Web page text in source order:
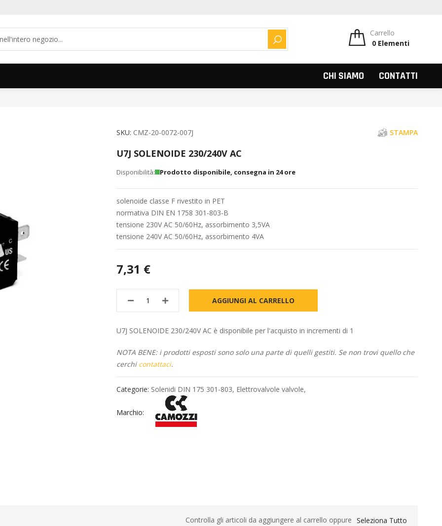
CERCA
Carrello
0 Elementi
CHI SIAMO CONTATTI
SKU CMZ-20-0072-007J STAMPA
U7J SOLENOIDE 230/240V AC
Prodotto disponibile, consegna in 24 ore
solenoide classe F rivestito in PET
normativa DIN EN 1758 301-803-B
tensione 230V AC 50/60Hz, assorbimento 3,5VA
tensione 240V AC 50/60Hz, assorbimento 4VA
7,31 €
AGGIUNGI AL CARRELLO
U7J SOLENOIDE 230/240V AC è disponibile per l'acquisto in incrementi di 1
NOTA BENE: i prodotti esposti sono solo una parte di quelli gestiti. Se non trovi quello che
cerchi contattaci.
Categorie: Solenidi DIN 175 301-803, Elettrovalvole valvole,
Marchio:
Controlla gli articoli da aggiungere al carrello oppure Seleziona Tutto